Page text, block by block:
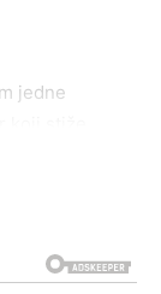
jedne